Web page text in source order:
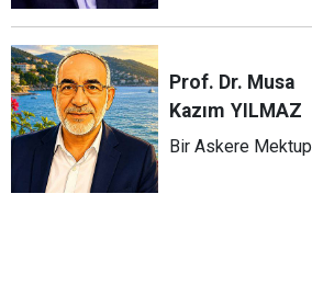
Prof. Dr. Musa
Kazım YILMAZ
Bir Askere Mektup